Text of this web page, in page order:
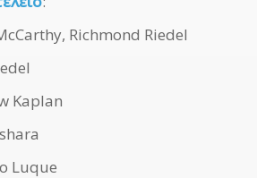
Richmond Riedel
Kaplan
Luque